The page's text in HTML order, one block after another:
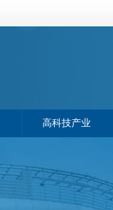
高科技产业